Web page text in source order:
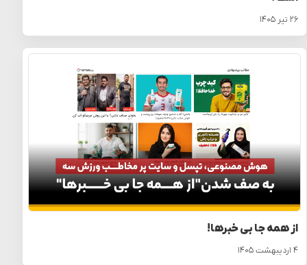
۲۶ تیر ۱۴۰۵
از همه جا بی خبرها!
۴ اردیبهشت ۱۴۰۵